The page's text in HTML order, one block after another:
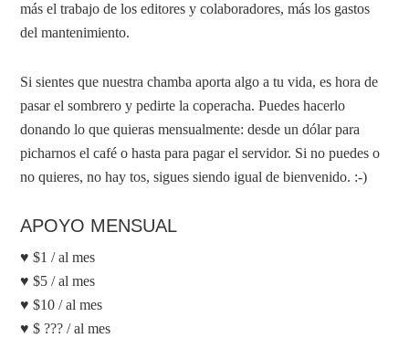
más el trabajo de los editores y colaboradores, más los gastos
del mantenimiento.
Si sientes que nuestra chamba aporta algo a tu vida, es hora de
pasar el sombrero y pedirte la coperacha. Puedes hacerlo
donando lo que quieras mensualmente: desde un dólar para
picharnos el café o hasta para pagar el servidor. Si no puedes o
no quieres, no hay tos, sigues siendo igual de bienvenido. :-)
APOYO MENSUAL
♥ $1 / al mes
♥ $5 / al mes
♥ $10 / al mes
♥ $ ??? / al mes